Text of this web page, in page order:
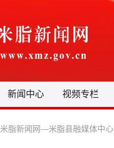
新闻中心 视频专栏
米脂新闻网—米脂县融媒体中心